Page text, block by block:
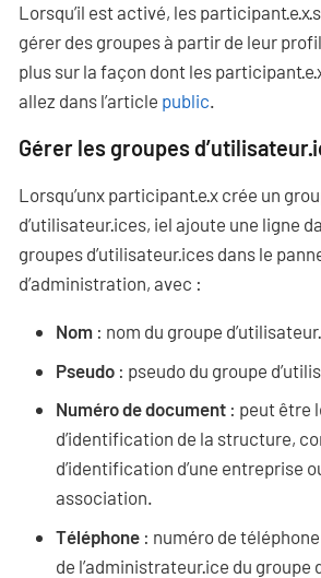
Lorsqu’il est activé, les
gérer des groupes à partir de leur
plus sur la façon dont les
allez dans l’article public.
Gérer les groupes
Lorsqu’unx participant·e·x crée un
d’utilisateur·ices, iel ajoute une ligne
groupes d’utilisateur·ices dans le
d’administration, avec :
Nom : nom du groupe
Pseudo : pseudo du groupe
Numéro de document : peut être
d’identification de la structure,
d’identification d’une entreprise
association.
Téléphone : numéro de
de l’administrateur·ice du groupe